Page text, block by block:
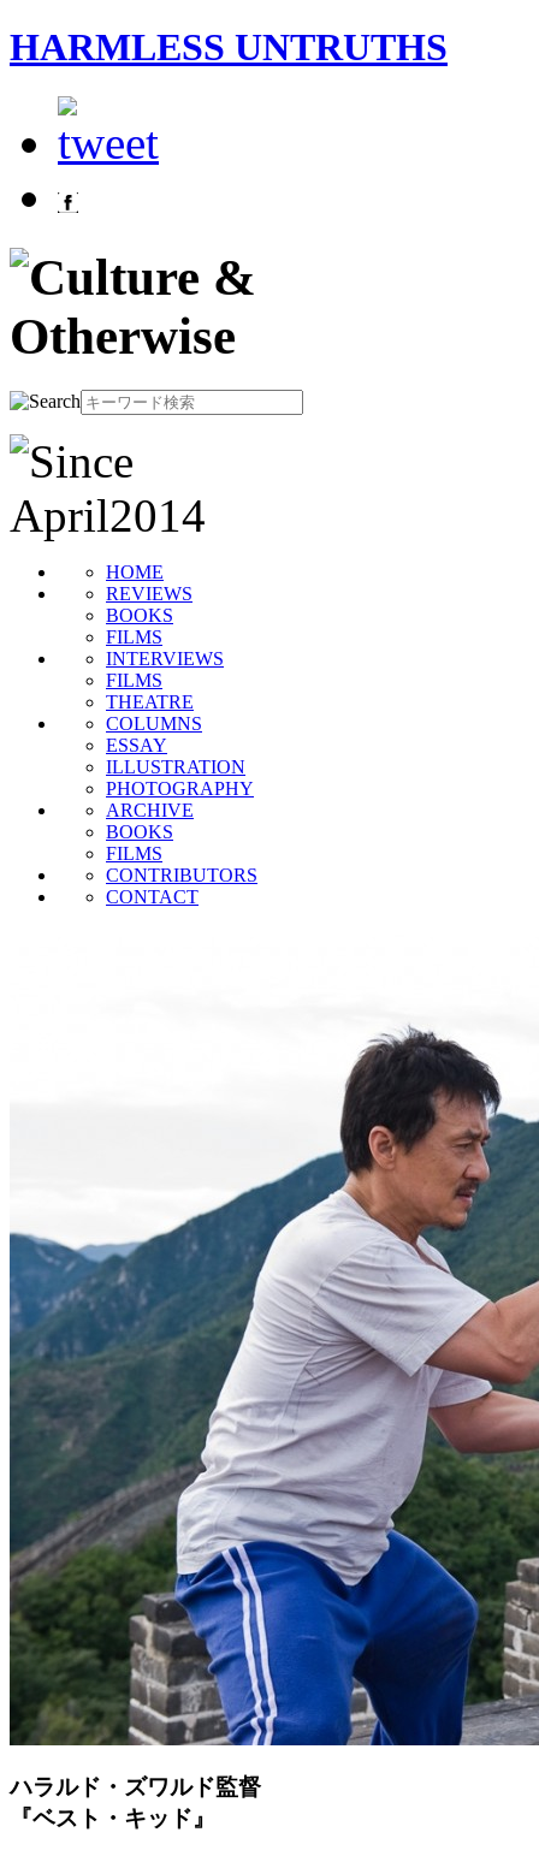
HARMLESS UNTRUTHS
HOME
REVIEWS
BOOKS
FILMS
INTERVIEWS
FILMS
THEATRE
COLUMNS
ESSAY
ILLUSTRATION
PHOTOGRAPHY
ARCHIVE
BOOKS
FILMS
CONTRIBUTORS
CONTACT
ハラルド・ズワルド監督
『ベスト・キッド』